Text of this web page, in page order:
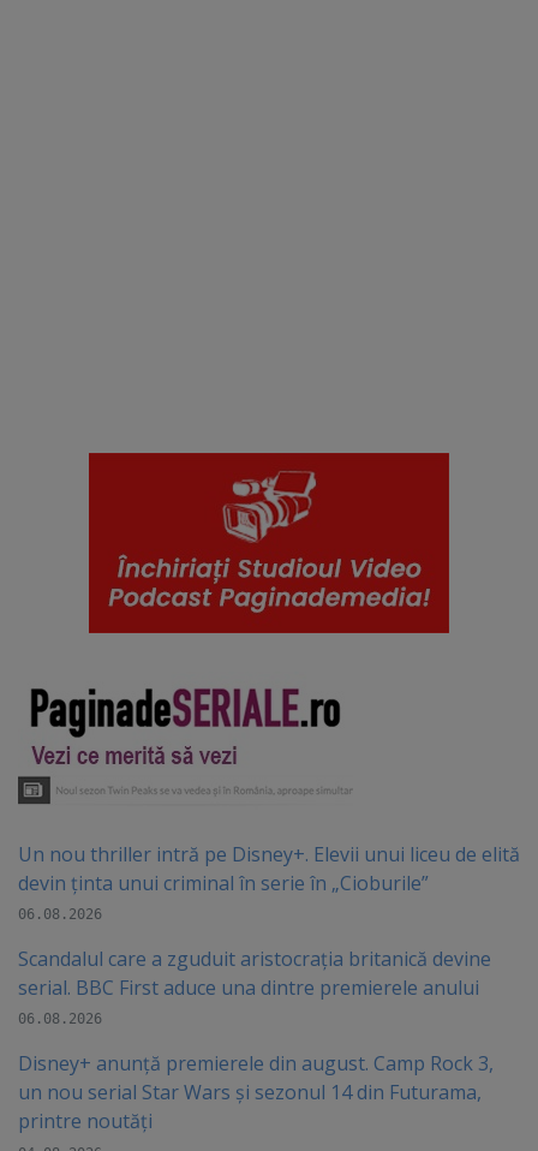
Un nou thriller intră pe Disney+. Elevii unui liceu de elită
devin ținta unui criminal în serie în „Cioburile”
06.08.2026
Scandalul care a zguduit aristocrația britanică devine
serial. BBC First aduce una dintre premierele anului
06.08.2026
Disney+ anunță premierele din august. Camp Rock 3,
un nou serial Star Wars și sezonul 14 din Futurama,
printre noutăți